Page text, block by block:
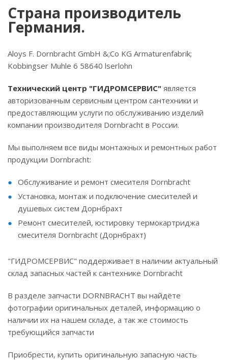
Страна производитель
Германия.
Aloys F. Dornbracht GmbH &;Co KG Armaturenfabrik;
Kobbingser Muhle 6 58640 lserlohn
Технический центр "ГИДРОМСЕРВИС" является
авторизованным сервисным центром сантехники и
предоставляющим услуги по обслуживанию изделий
компании производителя Dornbracht в России.
Мы выполняем все виды монтажных и ремонтных работ
продукции Dornbracht:
Обслуживание и ремонт смесителя Dornbracht
Установка, монтаж и подключение смесителей и
душевых систем Дорнбрахт
Ремонт смесителей, юстировку термокартриджа
смесителя Dornbracht (Дорнбрахт)
"ГИДРОМСЕРВИС" поддерживает в наличии актуальный
склад запасных частей к сантехнике Dornbracht
В разделе запчасти DORNBRACHT вы найдёте
фотографии оригинальных деталей, информацию о
наличии их на нашем складе, а так же стоимость
требующийся запчасти
Приобрести, купить оригинальную запасную часть